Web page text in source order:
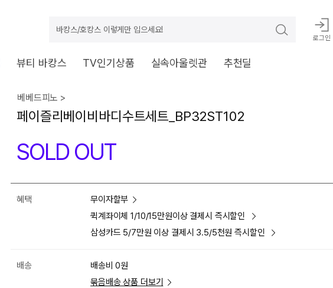
바캉스/호캉스 이렇게만 입으세요!
로그인
뷰티 바캉스 TV인기상품 실속아울렛관 추천딜
베베드피노 >
페이즐리베이비바디수트세트_BP32ST102
SOLD OUT
혜택
무이자할부
퀵계좌이체 1/10/15만원이상 결제시 즉시할인
삼성카드 5/7만원 이상 결제시 3.5/5천원 즉시할인
배송
배송비 0원
묶음배송 상품 더보기